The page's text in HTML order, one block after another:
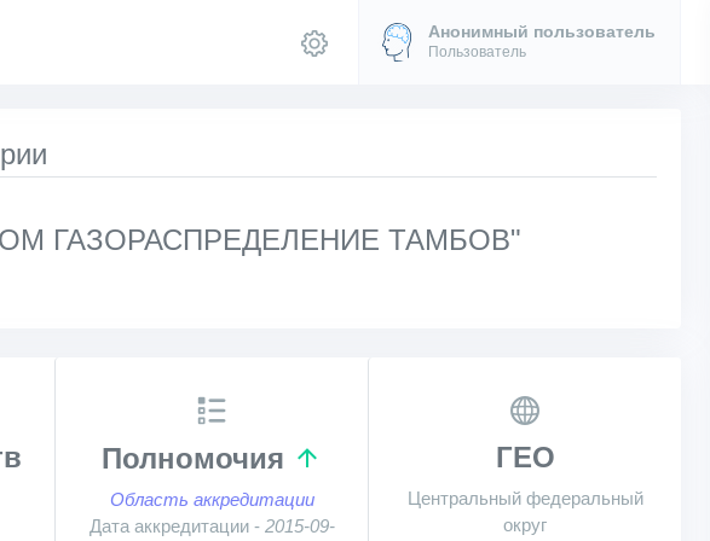
Анонимный пользователь
Пользователь
ГАЗОРАСПРЕДЕЛЕНИЕ ТАМБОВ"
Полномочия
Область аккредитации
Дата аккредитации - 2015-09-
ГЕО
Центральный федеральный
округ